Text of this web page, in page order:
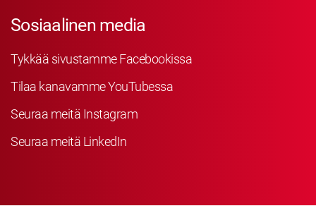
Sosiaalinen media
Tykkää sivustamme Facebookissa
Tilaa kanavamme YouTubessa
Seuraa meitä Instagram
Seuraa meitä LinkedIn